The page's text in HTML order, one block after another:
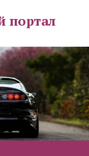
портал